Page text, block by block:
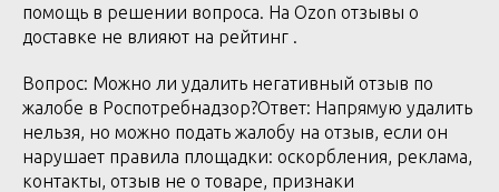
помощь в решении вопроса. На Ozon отзывы о
доставке не влияют на рейтинг .
Вопрос: Можно ли удалить негативный отзыв по
жалобе в Роспотребнадзор?Ответ: Напрямую удалить
нельзя, но можно подать жалобу на отзыв, если он
нарушает правила площадки: оскорбления, реклама,
контакты, отзыв не о товаре, признаки